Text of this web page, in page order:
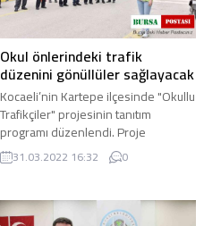
Okul önlerindeki trafik
düzenini gönüllüler sağlayacak
Kocaeli’nin Kartepe ilçesinde "Okullu
Trafikçiler" projesinin tanıtım
programı düzenlendi. Proje
çerçevesinde ilçedeki okul
önlerinde trafik ...
31.03.2022 16:32 0